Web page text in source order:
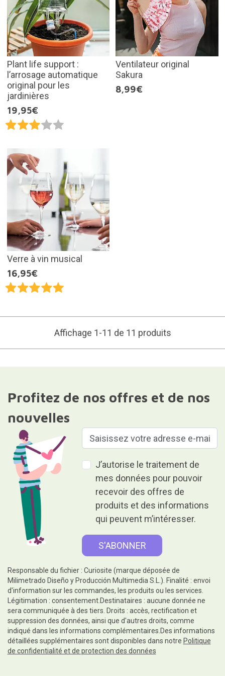
Plant life support :
l’arrosage automatique
original pour les
jardinières
19,95€
Ventilateur original
Sakura
8,99€
Verre à vin musical
16,95€
Affichage 1-11 de 11 produits
Profitez de nos offres et de nos
nouvelles
J’autorise le traitement de
mes données pour pouvoir
recevoir des offres de
produits et des informations
qui peuvent m’intéresser.
Responsable du fichier : Curiosite (marque déposée de
Milimetrado Diseño y Producción Multimedia S.L.). Finalité : envoi
d'information sur les commandes, les produits ou les services.
Légitimation : consentement.Destinataires : aucune donnée ne
sera communiquée à des tiers. Droits : accès, rectification et
suppression des données, ainsi que d'autres droits, comme
indiqué dans les informations complémentaires.Des informations
détaillées supplémentaires sont disponibles dans notre Politique
de confidentialité et de protection des données